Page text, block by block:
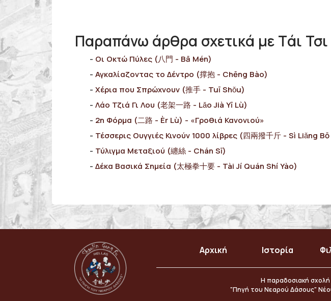
Παραπάνω άρθρα σχετικά με Tάι
Οι Οκτώ Πύλες (八門 - Bā Mén)
Αγκαλίαζοντας το Δέντρο (撑抱 - Chēng Bào)
Χέρια που Σπρώχνουν (推手 - Tuī Shǒu)
Λάο Τζιά Γι Λου (老架一路 - Lǎo Jià Υī Lù)
2η Φόρμα (二路 - Èr Lù) - «Γροθιά Κανονιού»
Τέσσερις Ουγγιές Κινούν 1000 λίβρες (四兩撥千斤 - Sì Liǎng
Τύλιγμα Μεταξιού (纏絲 - Chán Sī)
Δέκα Βασικά Σημεία (太極拳十要 - Tài Jí Quán Shí Yào)
Αρχική Ιστορία
Η παραδοσιακή σχολή
"Πηγή του Νεαρού Δάσους"